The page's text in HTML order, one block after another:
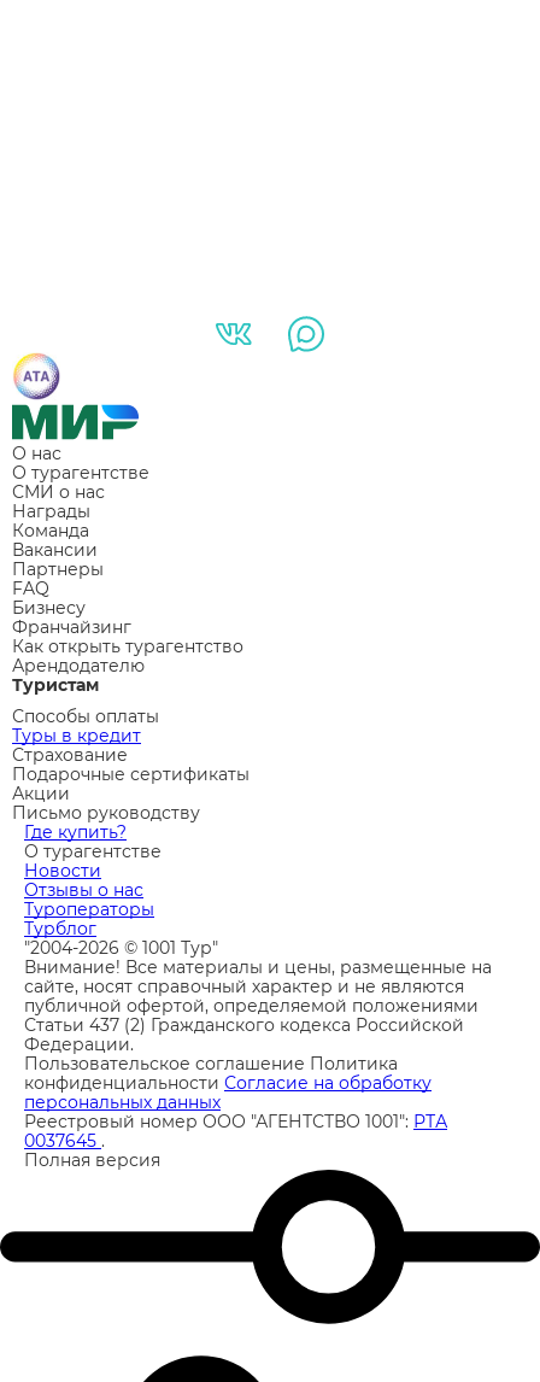
О нас
О турагентстве
СМИ о нас
Награды
Команда
Вакансии
Партнеры
FAQ
Бизнесу
Франчайзинг
Как открыть турагентство
Арендодателю
Туристам
Способы оплаты
Туры в кредит
Страхование
Подарочные сертификаты
Акции
Письмо руководству
Где купить?
О турагентстве
Новости
Отзывы о нас
Туроператоры
Турблог
"2004-2026 © 1001 Тур"
Внимание! Все материалы и цены, размещенные на
сайте, носят справочный характер и не являются
публичной офертой, определяемой положениями
Статьи 437 (2) Гражданского кодекса Российской
Федерации.
Пользовательское соглашение Политика
конфиденциальности Согласие на обработку
персональных данных
Реестровый номер ООО "АГЕНТСТВО 1001": РТА
0037645 .
Полная версия